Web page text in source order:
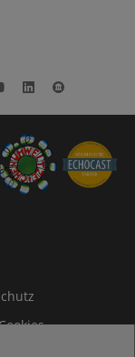
YoutubeLinkedIn